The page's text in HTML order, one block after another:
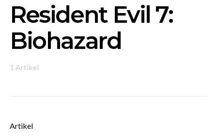
Resident Evil 7:
Biohazard
1 Artikel
Artikel